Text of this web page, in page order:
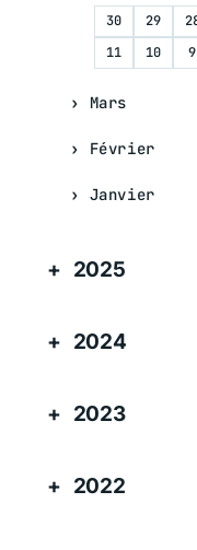
30 29
11
10 9
Mars
Février
Janvier
2025
2024
2023
2022